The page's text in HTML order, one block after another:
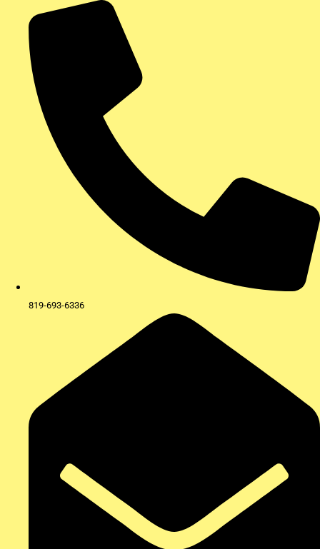
contenu
819-693-6336